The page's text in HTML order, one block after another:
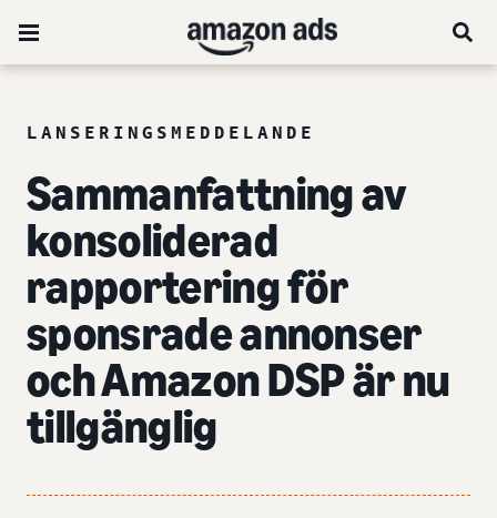
LANSERINGSMEDDELANDE
Sammanfattning av
konsoliderad
rapportering för
sponsrade annonser
och Amazon DSP är nu
tillgänglig